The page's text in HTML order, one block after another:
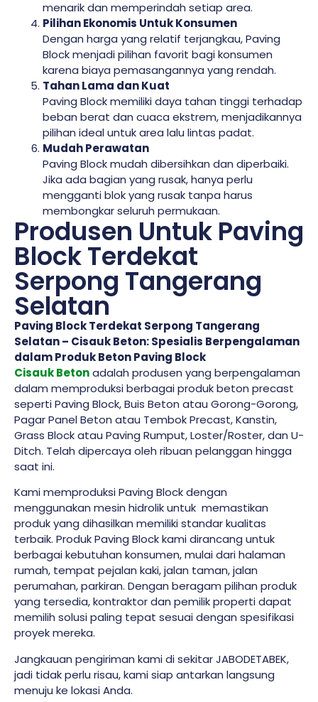
menarik dan memperindah setiap area.
Pilihan Ekonomis Untuk Konsumen
Dengan harga yang relatif terjangkau, Paving
Block menjadi pilihan favorit bagi konsumen
karena biaya pemasangannya yang rendah.
Tahan Lama dan Kuat
Paving Block memiliki daya tahan tinggi terhadap
beban berat dan cuaca ekstrem, menjadikannya
pilihan ideal untuk area lalu lintas padat.
Mudah Perawatan
Paving Block mudah dibersihkan dan diperbaiki.
Jika ada bagian yang rusak, hanya perlu
mengganti blok yang rusak tanpa harus
membongkar seluruh permukaan.
Produsen Untuk Paving
Block Terdekat
Serpong Tangerang
Selatan
Paving Block Terdekat Serpong Tangerang
Selatan – Cisauk Beton: Spesialis Berpengalaman
dalam Produk Beton Paving Block
Cisauk Betonadalah produsen yang berpengalaman
dalam memproduksi berbagai produk beton precast
seperti Paving Block, Buis Beton atau Gorong-Gorong,
Pagar Panel Beton atau Tembok Precast, Kanstin,
Grass Block atau Paving Rumput, Loster/Roster, dan U-
Ditch. Telah dipercaya oleh ribuan pelanggan hingga
saat ini.
Kami memproduksi Paving Block dengan
menggunakan mesin hidrolik untuk memastikan
produk yang dihasilkan memiliki standar kualitas
terbaik. Produk Paving Block kami dirancang untuk
berbagai kebutuhan konsumen, mulai dari halaman
rumah, tempat pejalan kaki, jalan taman, jalan
perumahan, parkiran. Dengan beragam pilihan produk
yang tersedia, kontraktor dan pemilik properti dapat
memilih solusi paling tepat sesuai dengan spesifikasi
proyek mereka.
Jangkauan pengiriman kami di sekitar JABODETABEK,
jadi tidak perlu risau, kami siap antarkan langsung
menuju ke lokasi Anda.